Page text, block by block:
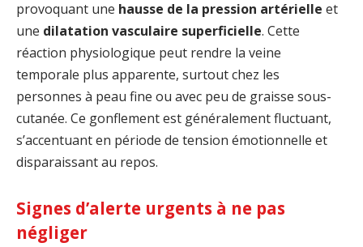
provoquant une hausse de la pression artérielle et
une dilatation vasculaire superficielle. Cette
réaction physiologique peut rendre la veine
temporale plus apparente, surtout chez les
personnes à peau fine ou avec peu de graisse sous-
cutanée. Ce gonflement est généralement fluctuant,
s’accentuant en période de tension émotionnelle et
disparaissant au repos.
Signes d’alerte urgents à ne pas
négliger